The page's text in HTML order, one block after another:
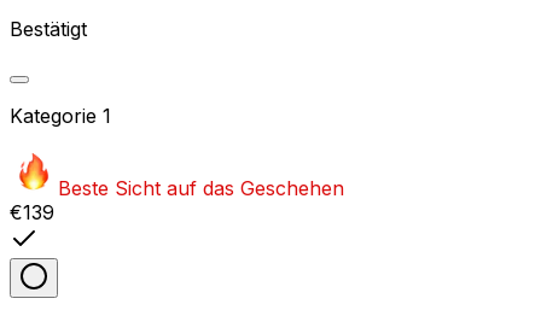
Bestätigt
Kategorie 1
Beste Sicht auf das Geschehen
€139